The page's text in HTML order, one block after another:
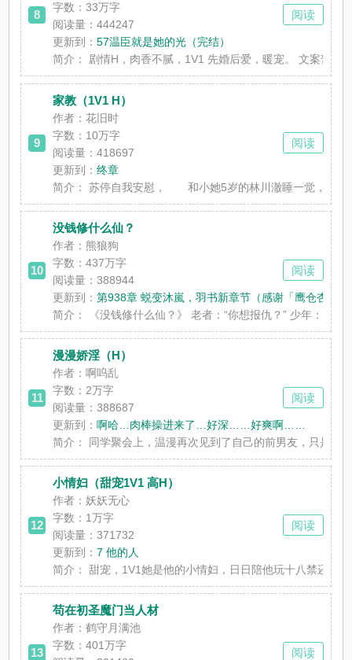
8
字数：33万字
阅读量：444247
更新到：57温臣就是她的光（完结）
简介：
剧情H，肉香不腻，1V1 先婚后爱，暖宠。 文案暂定
阅读
9
家教（1V1 H）
作者：花旧时
字数： 10万字
阅读量：418697
更新到：终章
简介：
苏停自我安慰， 和小她5岁的林川澈睡一觉，
阅读
10
没钱修什么仙？
作者：熊狼狗
字数：437万字
阅读量：388944
更新到：第938章 蜕变沐嵐，羽书新章节（感谢「鹰仓杏铃
简介：
《没钱修什么仙？》 老者：“你想报仇？” 少年：“我
阅读
11
漫漫娇淫（H）
作者：啊呜乱
字数： 2万字
阅读量：388687
更新到：啊哈…肉棒操进来了…好深……好爽啊……
简介：
同学聚会上，温漫再次见到了自己的前男友，只是没
阅读
12
小情妇（甜宠1V1 高H）
作者：妖妖无心
字数： 1万字
阅读量：371732
更新到：7 他的人
简介：
甜宠，1V1她是他的小情妇，日日陪他玩十八禁还债
阅读
13
苟在初圣魔门当人材
作者：鹤守月满池
字数：401万字
阅读